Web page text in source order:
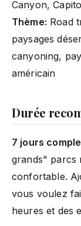
Canyon,
Thème: Road
paysages
canyoning,
américain
Durée
7 jours
grands" parcs
confortable.
vous voulez
heures et des